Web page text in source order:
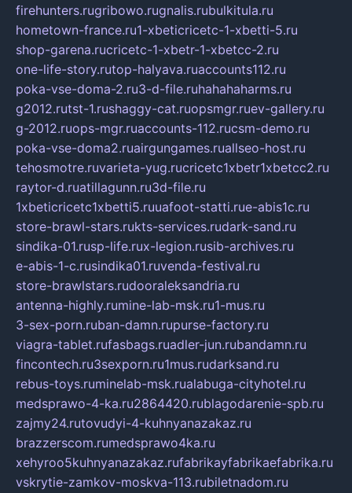
firehunters.rugribowo.rugnalis.rubulkitula.ru
hometown-france.ru1-xbeticricetc-1-xbetti-5.ru
shop-garena.rucricetc-1-xbetr-1-xbetcc-2.ru
one-life-story.rutop-halyava.ruaccounts112.ru
poka-vse-doma-2.ru3-d-file.ruhahahaharms.ru
g2012.rutst-1.rushaggy-cat.ruopsmgr.ruev-gallery.ru
g-2012.ruops-mgr.ruaccounts-112.rucsm-demo.ru
poka-vse-doma2.ruairgungames.ruallseo-host.ru
tehosmotre.ruvarieta-yug.rucricetc1xbetr1xbetcc2.ru
raytor-d.ruatillagunn.ru3d-file.ru
1xbeticricetc1xbetti5.ruuafoot-statti.rue-abis1c.ru
store-brawl-stars.rukts-services.rudark-sand.ru
sindika-01.rusp-life.rux-legion.rusib-archives.ru
e-abis-1-c.rusindika01.ruvenda-festival.ru
store-brawlstars.rudooraleksandria.ru
antenna-highly.rumine-lab-msk.ru1-mus.ru
3-sex-porn.ruban-damn.rupurse-factory.ru
viagra-tablet.rufasbags.ruadler-jun.rubandamn.ru
fincontech.ru3sexporn.ru1mus.rudarksand.ru
rebus-toys.ruminelab-msk.rualabuga-cityhotel.ru
medsprawo-4-ka.ru2864420.rublagodarenie-spb.ru
zajmy24.rutovudyi-4-kuhnyanazakaz.ru
brazzerscom.rumedsprawo4ka.ru
xehyroo5kuhnyanazakaz.rufabrikayfabrikaefabrika.ru
vskrytie-zamkov-moskva-113.rubiletnadom.ru